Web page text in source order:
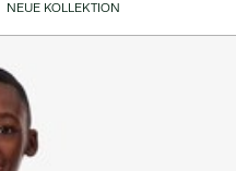
NEUE KOLLEKTION